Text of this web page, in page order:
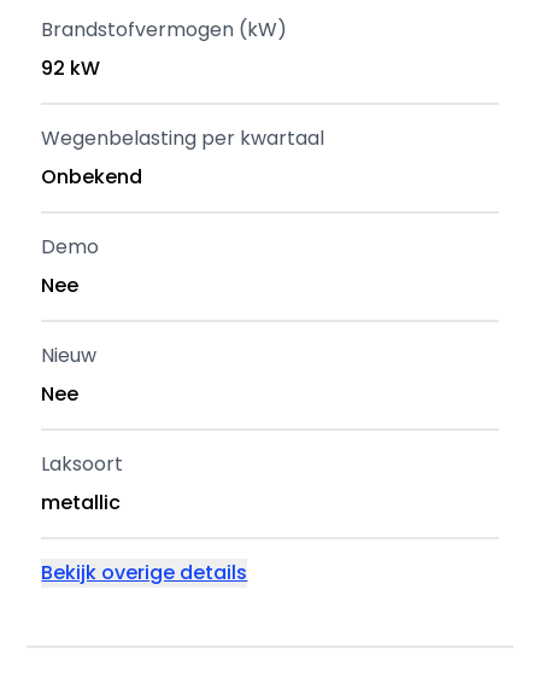
Brandstofvermogen (kW)
92 kW
Wegenbelasting per kwartaal
Onbekend
Demo
Nee
Nieuw
Nee
Laksoort
metallic
Bekijk overige details